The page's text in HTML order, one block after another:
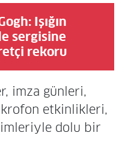
Işığın
sergisine
rekoru
imza günleri,
etkinlikleri,
dolu bir